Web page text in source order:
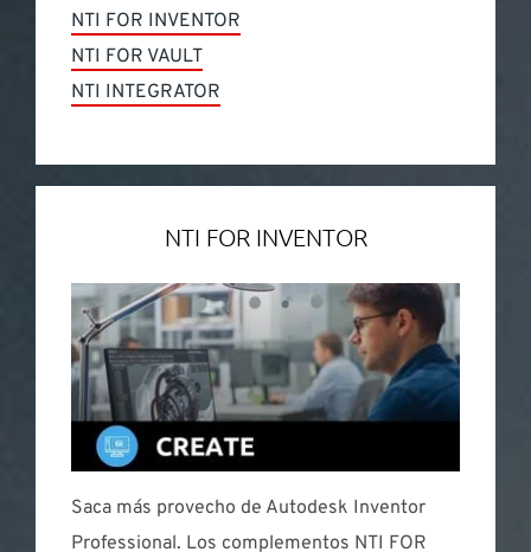
NTI FOR INVENTOR
NTI FOR VAULT
NTI INTEGRATOR
NTI FOR INVENTOR
Saca más provecho de Autodesk Inventor
Professional. Los complementos NTI FOR